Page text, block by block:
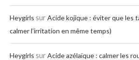
Heygirls surAcide kojique : éviter que les
calmer l’irritation en même temps)
Heygirls surAcide azélaïque : calmer les